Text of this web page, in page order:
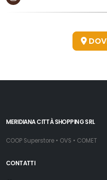
MERIDIANA CITTÀ SHOPPING SRL
COOP Superstore • OVS • COMET
CONTATTI